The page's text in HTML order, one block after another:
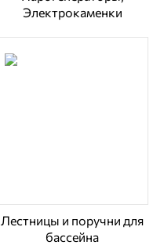
Электрокаменки
Лестницы и поручни для
бассейна